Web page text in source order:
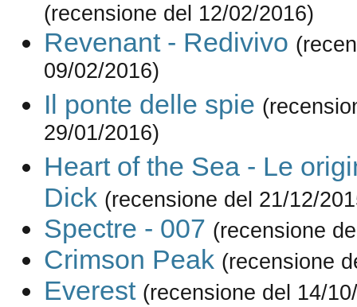
(recensione del 12/02/2016)
Revenant - Redivivo
09/02/2016)
Il ponte delle spie
29/01/2016)
Heart of the Sea - Le
Dick (recensione del 21/12/
Spectre - 007 (recensione
Crimson Peak (recensione
Everest (recensione del 14/